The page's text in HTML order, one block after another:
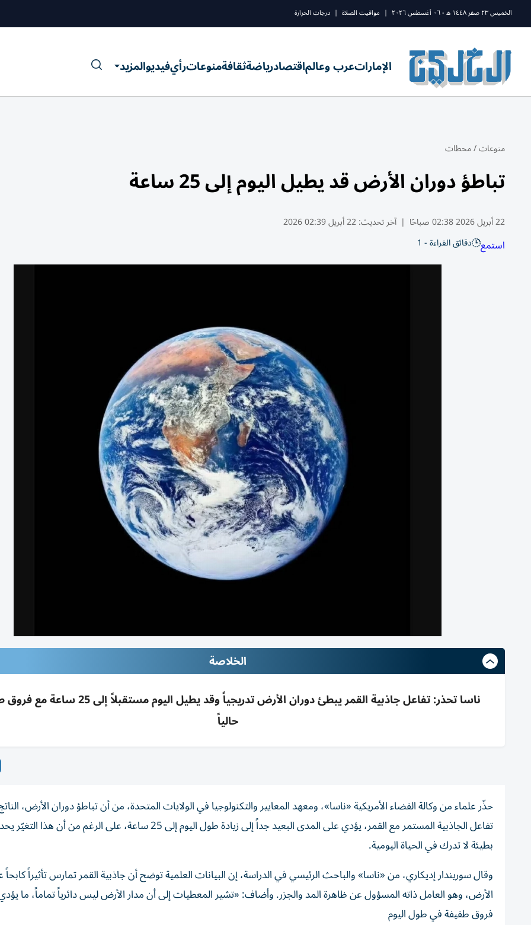
الخميس ٢٣ صفر ١٤٤٨ ه - ٠٦ أغسطس ٢٠٢٦ | مواقيت الصلاة | درجات الحرارة
الإماراتعرب وعالماقتصادرياضةثقافةمنوعاترأيفيديوالمزيد
منوعات/محطات
تباطؤ دوران الأرض قد يطيل اليوم إلى 25 ساعة
22 أبريل 2026 02:38 صباحًا | آخر تحديث:22 أبريل 02:39 2026
استمع دقائق القراءة - 1
الخلاصة
ناسا تحذر: تفاعل جاذبية القمر يبطئ دوران الأرض تدريجياً وقد يطيل اليوم
حالياً
حذّر علماء من وكالة الفضاء الأمريكية «ناسا»، ومعهد المعايير والتكنولوجيا في الولايات المتحدة، من أن تباطؤ دوران الأرض،
تفاعل الجاذبية المستمر مع القمر، يؤدي على المدى البعيد جداً إلى زيادة طول اليوم إلى 25 ساعة، على الرغم
بطيئة لا تدرك في الحياة اليومية.
وقال سوريندار إديكاري، من «ناسا» والباحث الرئيسي في الدراسة، إن البيانات العلمية توضح أن جاذبية القمر تمارس تأثيراً
الأرض، وهو العامل ذاته المسؤول عن ظاهرة المد والجزر. وأضاف: «تشير المعطيات إلى أن مدار الأرض ليس دائرياً تماماً، ما
فروق طفيفة في طول اليوم